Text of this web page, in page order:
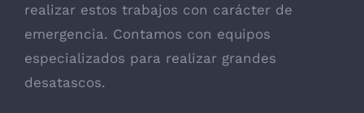
realizar estos trabajos con carácter de
emergencia. Contamos con equipos
especializados para realizar grandes
desatascos.